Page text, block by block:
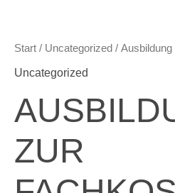
springen
Start / Uncategorized /
Uncategorized
ZUR
Fachkosmetikerin